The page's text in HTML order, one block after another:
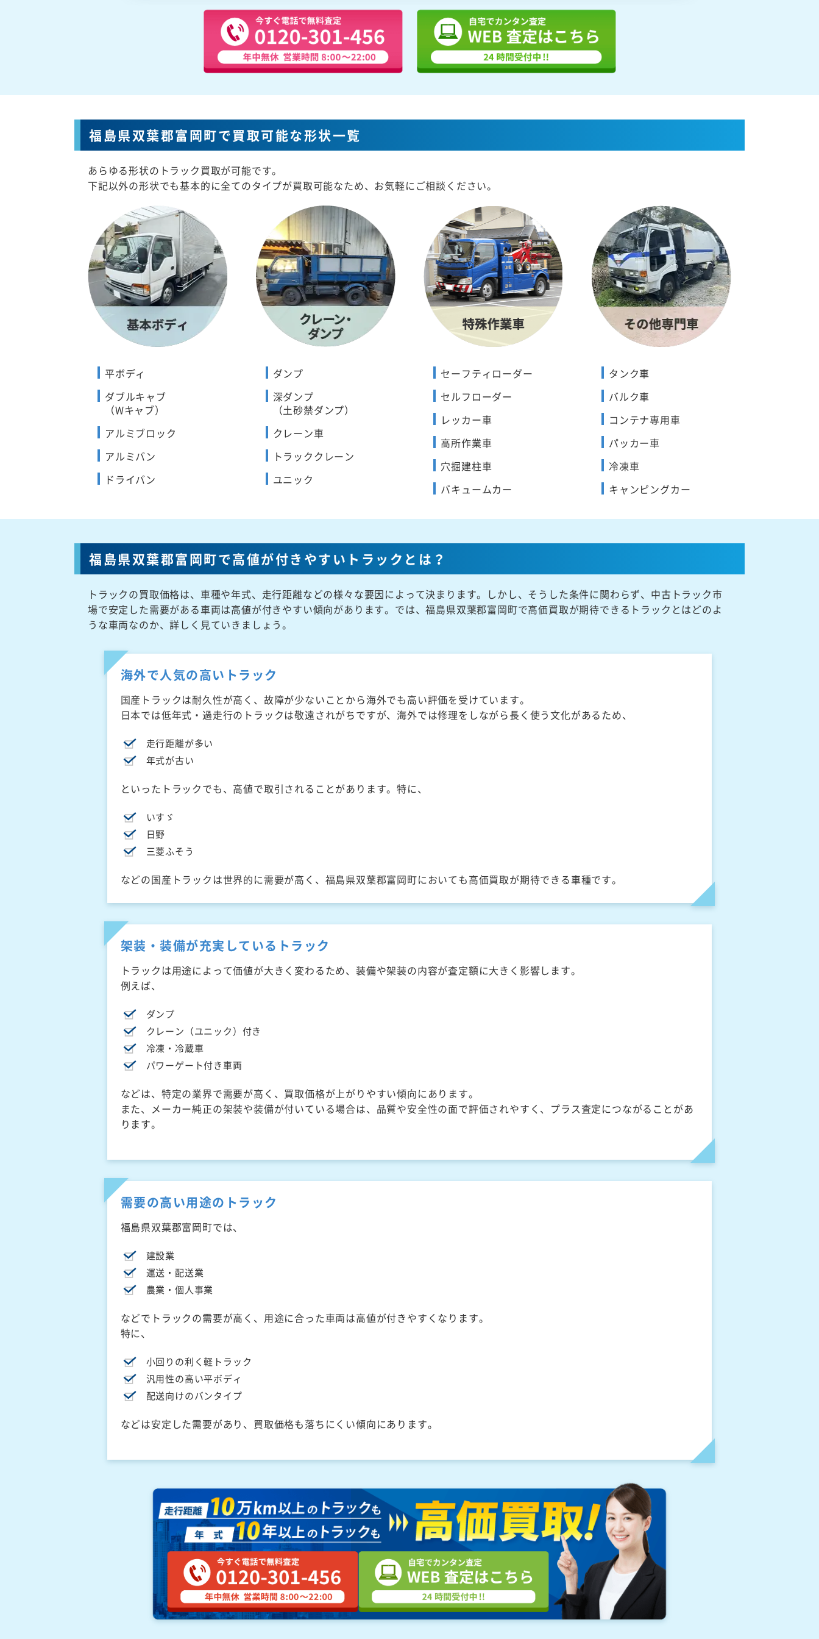
福島県双葉郡富岡町で買取可能な形状一覧
あらゆる形状のトラック買取が可能です。
下記以外の形状でも基本的に全てのタイプが買取可能なため、お気軽にご相談ください。
平ボディ
ダブルキャブ
（Wキャブ）
アルミブロック
アルミバン
ドライバン
ダンプ
深ダンプ
（土砂禁ダンプ）
クレーン車
トラッククレーン
ユニック
セーフティローダー
セルフローダー
レッカー車
高所作業車
穴掘建柱車
バキュームカー
タンク車
バルク車
コンテナ専用車
パッカー車
冷凍車
キャンピングカー
福島県双葉郡富岡町で高値が付きやすいトラックとは？
トラックの買取価格は、車種や年式、走行距離などの様々な要因によって決まります。しかし、そうした条件に関わらず、中古トラック市
場で安定した需要がある車両は高値が付きやすい傾向があります。では、福島県双葉郡富岡町で高価買取が期待できるトラックとはどのよ
うな車両なのか、詳しく見ていきましょう。
海外で人気の高いトラック
国産トラックは耐久性が高く、故障が少ないことから海外でも高い評価を受けています。
日本では低年式・過走行のトラックは敬遠されがちですが、海外では修理をしながら長く使う文化があるため、
走行距離が多い
年式が古い
といったトラックでも、高値で取引されることがあります。特に、
いすゞ
日野
三菱ふそう
などの国産トラックは世界的に需要が高く、福島県双葉郡富岡町においても高価買取が期待できる車種です。
架装・装備が充実しているトラック
トラックは用途によって価値が大きく変わるため、装備や架装の内容が査定額に大きく影響します。
例えば、
ダンプ
クレーン（ユニック）付き
冷凍・冷蔵車
パワーゲート付き車両
などは、特定の業界で需要が高く、買取価格が上がりやすい傾向にあります。
また、メーカー純正の架装や装備が付いている場合は、品質や安全性の面で評価されやすく、プラス査定につながることがあ
ります。
需要の高い用途のトラック
福島県双葉郡富岡町では、
建設業
運送・配送業
農業・個人事業
などでトラックの需要が高く、用途に合った車両は高値が付きやすくなります。
特に、
小回りの利く軽トラック
汎用性の高い平ボディ
配送向けのバンタイプ
などは安定した需要があり、買取価格も落ちにくい傾向にあります。